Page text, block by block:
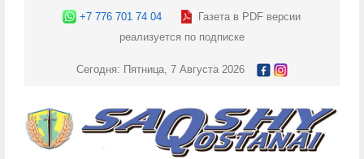
+7 776 701 74 04
Газета в PDF версии
реализуется по подписке
Сегодня: Пятница, 7 Августа 2026